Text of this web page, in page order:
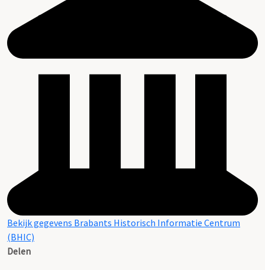
Bekijk gegevens Brabants Historisch Informatie Centrum
(BHIC)
Delen